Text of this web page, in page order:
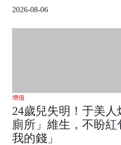
2026-08-06
增值
24歲兒失明！于美
廁所」維生，不盼
我的錢」